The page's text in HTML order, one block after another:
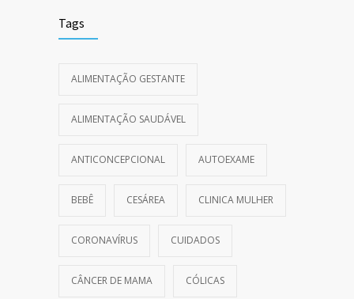
Tags
ALIMENTAÇÃO GESTANTE
ALIMENTAÇÃO SAUDÁVEL
ANTICONCEPCIONAL AUTOEXAME
BEBÊ CESÁREA CLINICA MULHER
CORONAVÍRUS CUIDADOS
CÂNCER DE MAMA CÓLICAS